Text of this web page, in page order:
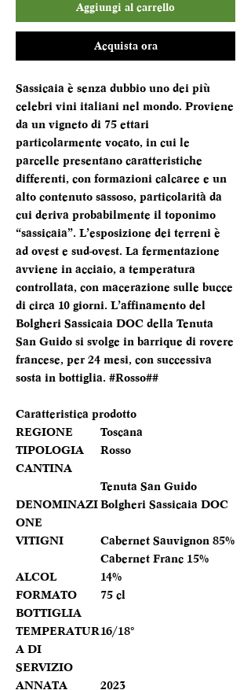
Aggiungi al carrello
Acquista ora
Sassicaia è senza dubbio uno dei più
celebri vini italiani nel mondo. Proviene
da un vigneto di 75 ettari
particolarmente vocato, in cui le
parcelle presentano caratteristiche
differenti, con formazioni calcaree e un
alto contenuto sassoso, particolarità da
cui deriva probabilmente il toponimo
“sassicaia”. L’esposizione dei terreni è
ad ovest e sud-ovest. La fermentazione
avviene in acciaio, a temperatura
controllata, con macerazione sulle bucce
di circa 10 giorni. L’affinamento del
Bolgheri Sassicaia DOC della Tenuta
San Guido si svolge in barrique di rovere
francese, per 24 mesi, con successiva
sosta in bottiglia. #Rosso##
Caratteristica prodotto
REGIONE
Toscana
TIPOLOGIA
Rosso
CANTINA
Tenuta San Guido
DENOMINAZI
ONE
Bolgheri Sassicaia DOC
VITIGNI
Cabernet Sauvignon 85%
Cabernet Franc 15%
ALCOL
14%
FORMATO
BOTTIGLIA
75 cl
TEMPERATUR
A DI
SERVIZIO
16/18°
ANNATA
2023